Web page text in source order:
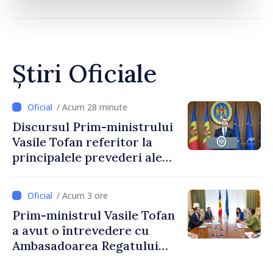
Știri Oficiale
/ Acum 28 minute
Discursul Prim-ministrului
Vasile Tofan referitor la
principalele prevederi ale
2027
/ Acum 3 ore
Prim-ministrul Vasile Tofan
a avut o întrevedere cu
Ambasadoarea Regatului